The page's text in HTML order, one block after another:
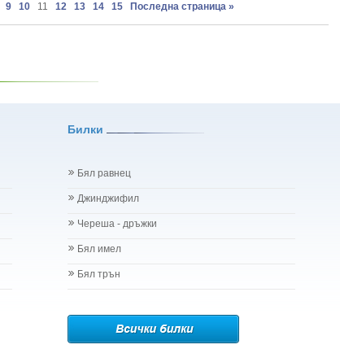
Tomenosta Wild
phlomoides L.
Acutifolia
9 10 11 12 13 14 15 Последна страница »
Билки
Бял равнец
Джинджифил
Череша - дръжки
Бял имел
Бял трън